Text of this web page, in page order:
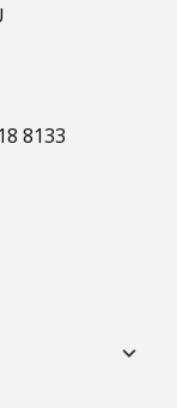
8133
keyboard_arrow_down